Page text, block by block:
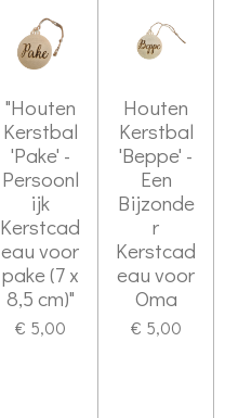
"Houten
Kerstbal
'Pake' -
Persoonl
ijk
Kerstcad
eau voor
pake (7 x
8,5 cm)"
€ 5,00
Houten
Kerstbal
'Beppe' -
Een
Bijzonde
r
Kerstcad
eau voor
Oma
€ 5,00